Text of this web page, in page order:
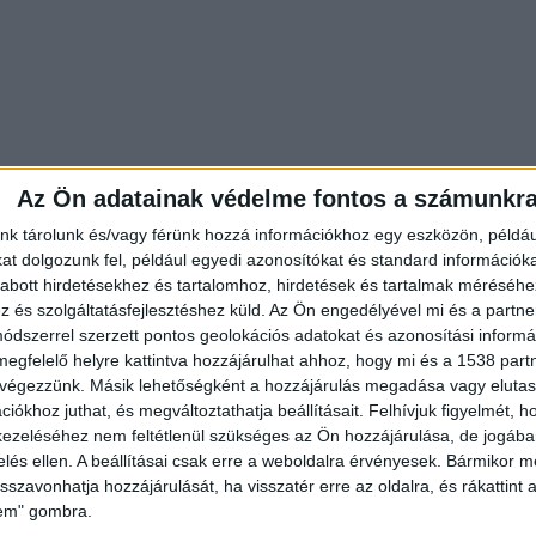
Az Ön adatainak védelme fontos a
tárolunk és/vagy férünk hozzá információkhoz egy eszközön,
dolgozunk fel, például egyedi azonosítókat és standard
hirdetésekhez és tartalomhoz, hirdetések és tartalmak
és szolgáltatásfejlesztéshez küld. Az Ön engedélyével mi és a
szerzett pontos geolokációs adatokat és azonosítási
helyre kattintva hozzájárulhat ahhoz, hogy mi és a 1538
Másik lehetőségként a hozzájárulás megadása vagy
juthat, és megváltoztathatja beállításait. Felhívjuk figyelmét,
nem feltétlenül szükséges az Ön hozzájárulása, de
ellen. A beállításai csak erre a weboldalra érvényesek. Bármikor
hozzájárulását, ha visszatér erre az oldalra, és rákattint
gombra.
bajtársi összetartásuk örök példaként marad
az Országos Mentőszolgálat.